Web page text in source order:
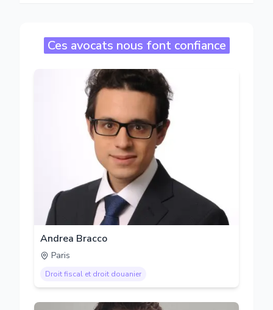
Ces avocats nous font confiance
Andrea Bracco
Paris
Droit fiscal et droit douanier